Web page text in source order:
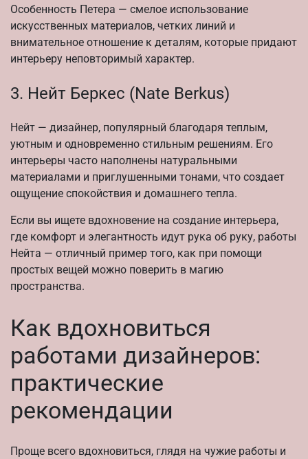
Особенность Петерa — смелое использование
искусственных материалов, четких линий и
внимательное отношение к деталям, которые придают
интеpьеру неповторимый характер.
3. Нейт Беркес (Nate Berkus)
Нейт — дизайнер, популярный благодаря теплым,
уютным и одновременно стильным решениям. Его
интерьеры часто наполнены натуральными
материалами и приглушенными тонами, что создает
ощущение спокойствия и домашнего тепла.
Если вы ищете вдохновение на создание интерьера,
где комфорт и элегантность идут рука об руку, работы
Нейта — отличный пример того, как при помощи
простых вещей можно поверить в магию
пространства.
Как вдохновиться
работами дизайнеров:
практические
рекомендации
Проще всего вдохновиться, глядя на чужие работы и